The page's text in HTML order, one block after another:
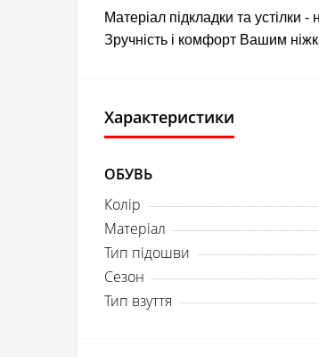
Матеріал підкладки та устілки -
Зручність і комфорт Вашим
Характеристики
ОБУВЬ
Колір
Матеріал
Тип підошви
Сезон
Тип взуття